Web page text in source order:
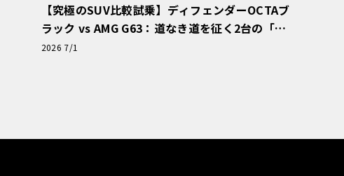
【究極のSUV比較試乗】ディフェンダーOCTAブ
ラック vs AMG G63：道なき道を征く2台の「対
極的アプローチ」
2026 7/1